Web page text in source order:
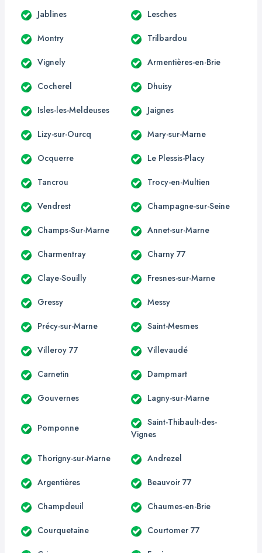
Jablines Lesches
Montry Trilbardou
Vignely Armentières-en-Brie
Cocherel Dhuisy
Isles-les-Meldeuses Jaignes
Lizy-sur-Ourcq Mary-sur-Marne
Ocquerre Le Plessis-Placy
Tancrou Trocy-en-Multien
Vendrest Champagne-sur-Seine
Champs-Sur-Marne Annet-sur-Marne
Charmentray Charny 77
Claye-Souilly Fresnes-sur-Marne
Gressy Messy
Précy-sur-Marne Saint-Mesmes
Villeroy 77 Villevaudé
Carnetin Dampmart
Gouvernes Lagny-sur-Marne
Pomponne
Saint-Thibault-des-
Vignes
Thorigny-sur-Marne Andrezel
Argentières Beauvoir 77
Champdeuil Chaumes-en-Brie
Courquetaine Courtomer 77